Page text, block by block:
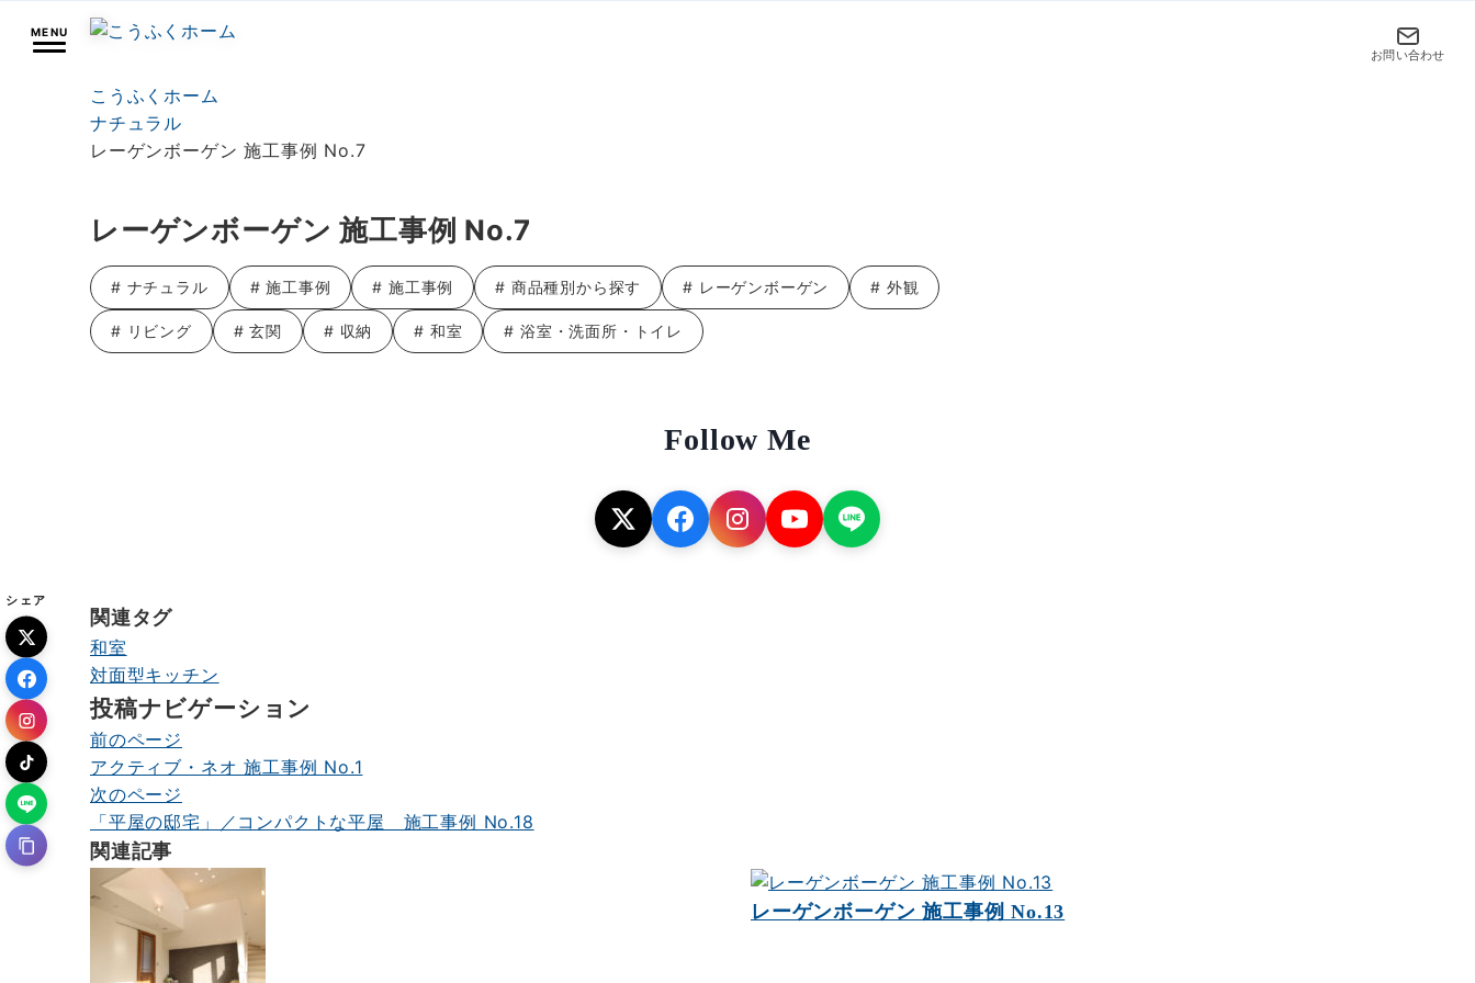
MENU
お問い合わせ
こうふくホーム
ナチュラル
レーゲンボーゲン 施工事例 No.7
シェア
レーゲンボーゲン 施工事例 No.7
# ナチュラル # 施工事例 # 施工事例 # 商品種別から探す # レーゲンボーゲン # 外観
# リビング # 玄関 # 収納 # 和室 # 浴室・洗面所・トイレ
Follow Me
関連タグ
和室
対面型キッチン
投稿ナビゲーション
前のページ
アクティブ・ネオ 施工事例 No.1
次のページ
「平屋の邸宅」／コンパクトな平屋 施工事例 No.18
関連記事
レーゲンボーゲン 施工事例 No.13